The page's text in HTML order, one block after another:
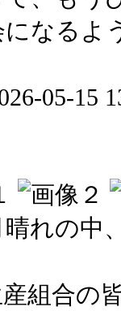
になるよ
05-15
れの中
組合の